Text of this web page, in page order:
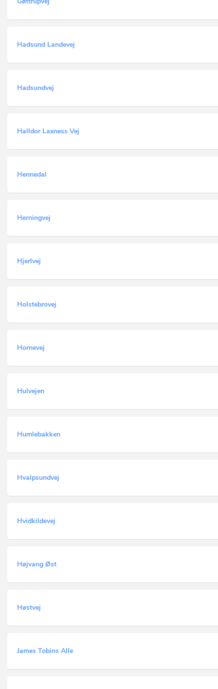
Hadsund Landevej
Hadsundvej
Halldor Laxness Vej
Hennedal
Herningvej
Hjerlvej
Holstebrovej
Hornevej
Hulvejen
Humlebakken
Hvalpsundvej
Hvidkildevej
Højvang Øst
Høstvej
James Tobins Alle